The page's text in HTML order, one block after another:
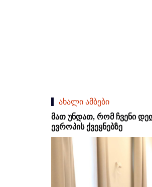
ახალი ამბები
მათ უნდათ, რომ ჩვენი
ევროპის ქვეყნებზე